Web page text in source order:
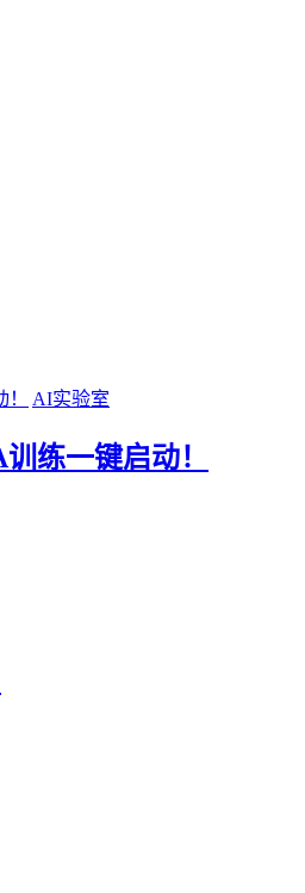
AI实验室
练一键启动！